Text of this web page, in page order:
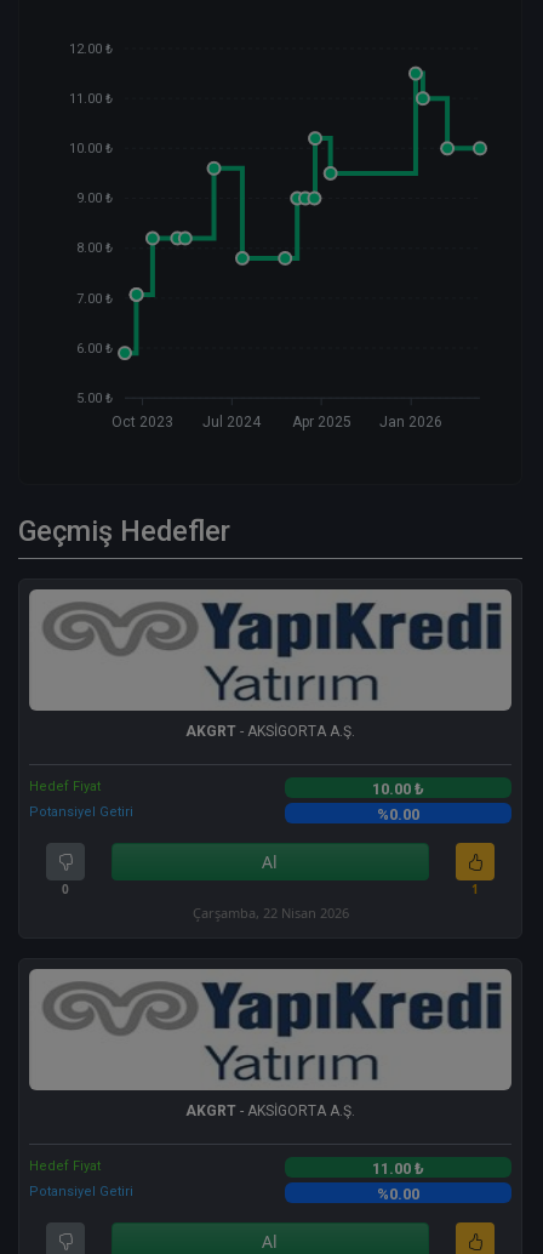
12.00 ₺
11.00 ₺
10.00 ₺
9.00 ₺
8.00 ₺
7.00 ₺
6.00 ₺
5.00 ₺
Oct 2023 Jul 2024 Apr 2025 Jan 2026
Geçmiş Hedefler
AKGRT - AKSİGORTA A.Ş.
Hedef Fiyat 10.00 ₺
Potansiyel Getiri %0.00
0
Al
1
Çarşamba, 22 Nisan 2026
AKGRT - AKSİGORTA A.Ş.
Hedef Fiyat 11.00 ₺
Potansiyel Getiri %0.00
Al